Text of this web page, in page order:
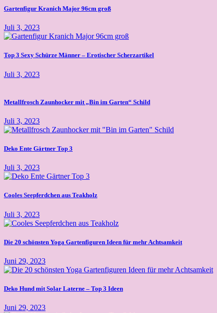
Gartenfigur Kranich Major 96cm groß
Juli 3, 2023
Top 3 Sexy Schürze Männer – Erotischer Scherzartikel
Juli 3, 2023
Metallfrosch Zaunhocker mit „Bin im Garten“ Schild
Juli 3, 2023
Deko Ente Gärtner Top 3
Juli 3, 2023
Cooles Seepferdchen aus Teakholz
Juli 3, 2023
Die 20 schönsten Yoga Gartenfiguren Ideen für mehr Achtsamkeit
Juni 29, 2023
Deko Hund mit Solar Laterne – Top 3 Ideen
Juni 29, 2023